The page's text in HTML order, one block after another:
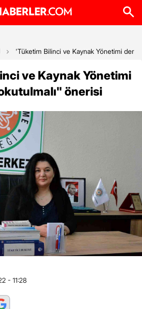
'Tüketim Bilinci ve Kaynak Yönetimi ders
ve Kaynak Yönetimi
önerisi
- 11:28